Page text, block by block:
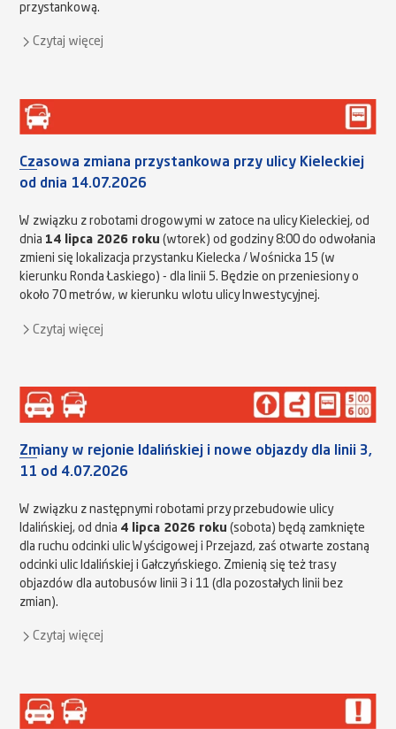
przystankową.
Czytaj więcej
Czasowa zmiana przystankowa przy ulicy Kieleckiej
od dnia 14.07.2026
W związku z robotami drogowymi w zatoce na ulicy Kieleckiej, od
dnia 14 lipca 2026 roku (wtorek) od godziny 8:00 do odwołania
zmieni się lokalizacja przystanku Kielecka / Wośnicka 15 (w
kierunku Ronda Łaskiego) - dla linii 5. Będzie on przeniesiony o
około 70 metrów, w kierunku wlotu ulicy Inwestycyjnej.
Czytaj więcej
Zmiany w rejonie Idalińskiej i nowe objazdy dla linii 3,
11 od 4.07.2026
W związku z następnymi robotami przy przebudowie ulicy
Idalińskiej, od dnia 4 lipca 2026 roku (sobota) będą zamknięte
dla ruchu odcinki ulic Wyścigowej i Przejazd, zaś otwarte zostaną
odcinki ulic Idalińskiej i Gałczyńskiego. Zmienią się też trasy
objazdów dla autobusów linii 3 i 11 (dla pozostałych linii bez
zmian).
Czytaj więcej